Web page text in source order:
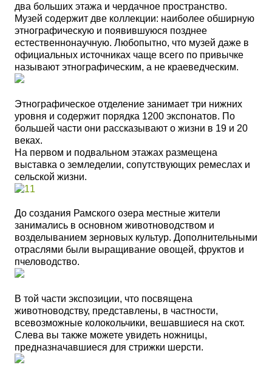
два больших этажа и чердачное пространство.
Музей содержит две коллекции: наиболее обширную
этнографическую и появившуюся позднее
естественнонаучную. Любопытно, что музей даже в
официальных источниках чаще всего по привычке
называют этнографическим, а не краеведческим.
Этнографическое отделение занимает три нижних
уровня и содержит порядка 1200 экспонатов. По
большей части они рассказывают о жизни в 19 и 20
веках.
На первом и подвальном этажах размещена
выставка о земледелии, сопутствующих ремеслах и
сельской жизни.
До создания Рамского озера местные жители
занимались в основном животноводством и
возделыванием зерновых культур. Дополнительными
отраслями были выращивание овощей, фруктов и
пчеловодство.
В той части экспозиции, что посвящена
животноводству, представлены, в частности,
всевозможные колокольчики, вешавшиеся на скот.
Слева вы также можете увидеть ножницы,
предназначавшиеся для стрижки шерсти.